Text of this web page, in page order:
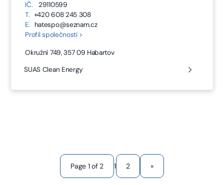
IČ.
29110599
T. +420 608 245 308
E. hatespo@seznam.cz
Profil společnosti >
Okružní 749, 357 09 Habartov
SUAS Clean Energy
Page 1 of 2 1 2 »